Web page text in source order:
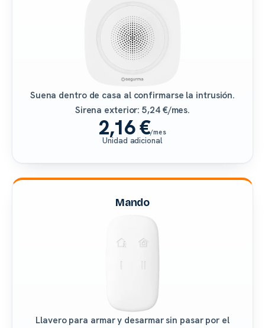
Suena dentro de casa al confirmarse la intrusión.
Sirena exterior: 5,24 €/mes.
2,16 €/mes
Unidad adicional
Mando
Llavero para armar y desarmar sin pasar por el